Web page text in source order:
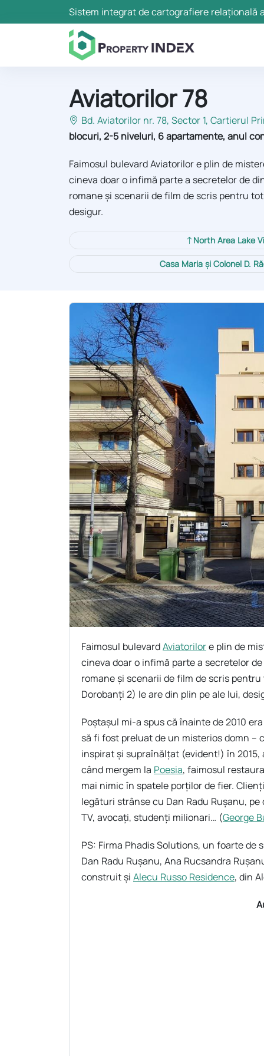
Sistem integrat de cartografiere relațională
Aviatorilor 78
Bd. Aviatorilor nr. 78, Sector 1, Cartierul
blocuri, 2-5 niveluri, 6 apartamente, anul
Faimosul bulevard Aviatorilor e plin de
cineva doar o infimă parte a secretelor de
romane și scenarii de film de scris pentru
desigur.
North Area Lake
Casa Maria şi Colonel D.
Faimosul bulevardAviatorilore plin de
cineva doar o infimă parte a secretelor
romane și scenarii de film de scris
Dorobanți 2) le are din plin pe ale lui,
Poștașul mi-a spus că înainte de 2010
să fi fost preluat de un misterios domn –
inspirat și supraînălțat (evident!) în 2015,
când mergem la Poesia, faimosul
mai nimic în spatele porților de fier.
legături strânse cu Dan Radu Rușanu,
TV, avocați, studenți milionari… (George
PS: Firma Phadis Solutions, un foarte
Dan Radu Rușanu, Ana Rucsandra
construit și Alecu Russo Residence, din